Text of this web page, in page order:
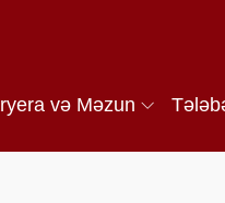
və Məzun